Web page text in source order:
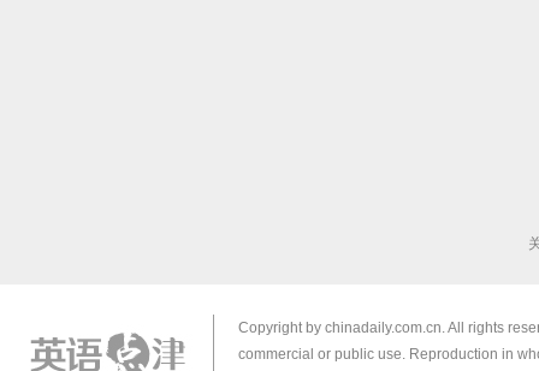
Copyright by chinadaily.com.cn. All rights
commercial or public use. Reproduction in